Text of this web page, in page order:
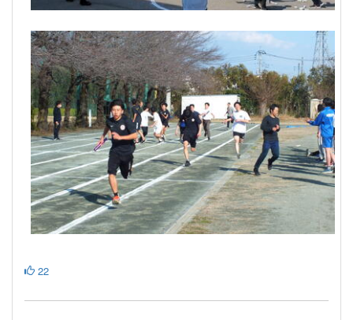
22